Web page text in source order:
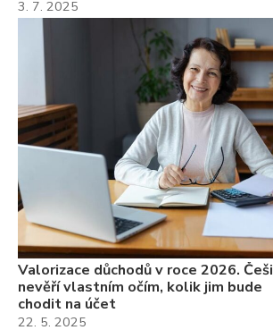
3. 7. 2025
Valorizace důchodů v roce 2026. Češi
nevěří vlastním očím, kolik jim bude
chodit na účet
22. 5. 2025